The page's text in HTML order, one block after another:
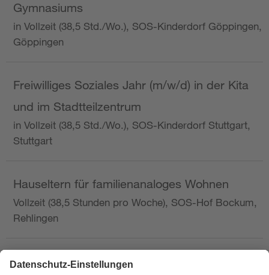
Gymnasiums
in Vollzeit (38,5 Std./Wo.), SOS-Kinderdorf Göppingen,
Göppingen
Freiwilliges Soziales Jahr (m/w/d) in der Kita
und im Stadtteilzentrum
in Vollzeit (38,5 Std./Wo.), SOS-Kinderdorf Stuttgart,
Stuttgart
Hauseltern für familienanaloges Wohnen
Vollzeit (38,5 Stunden pro Woche), SOS-Hof Bockum,
Rehlingen
Hauswirtschafterin / Köchin (m/w/d) als